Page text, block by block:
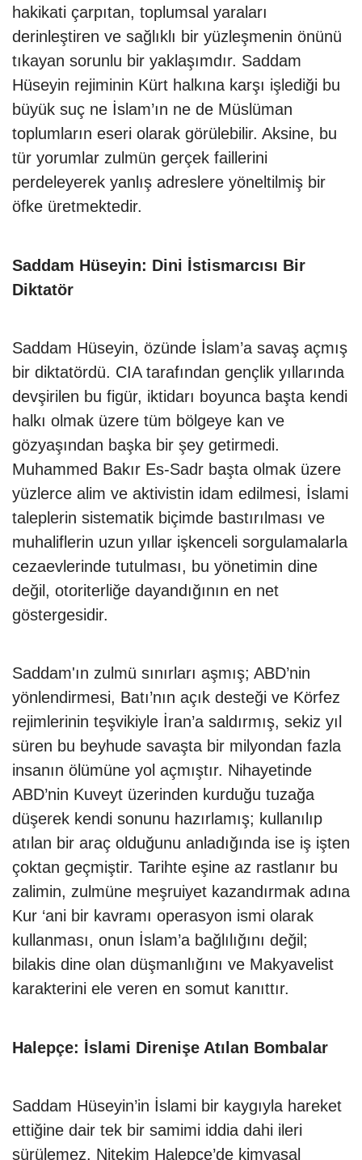
hakikati çarpıtan, toplumsal yaraları
derinleştiren ve sağlıklı bir yüzleşmenin önünü
tıkayan sorunlu bir yaklaşımdır. Saddam
Hüseyin rejiminin Kürt halkına karşı işlediği bu
büyük suç ne İslam’ın ne de Müslüman
toplumların eseri olarak görülebilir. Aksine, bu
tür yorumlar zulmün gerçek faillerini
perdeleyerek yanlış adreslere yöneltilmiş bir
öfke üretmektedir.
Saddam Hüseyin: Dini İstismarcısı Bir
Diktatör
Saddam Hüseyin, özünde İslam’a savaş açmış
bir diktatördü. CIA tarafından gençlik yıllarında
devşirilen bu figür, iktidarı boyunca başta kendi
halkı olmak üzere tüm bölgeye kan ve
gözyaşından başka bir şey getirmedi.
Muhammed Bakır Es-Sadr başta olmak üzere
yüzlerce alim ve aktivistin idam edilmesi, İslami
taleplerin sistematik biçimde bastırılması ve
muhaliflerin uzun yıllar işkenceli sorgulamalarla
cezaevlerinde tutulması, bu yönetimin dine
değil, otoriterliğe dayandığının en net
göstergesidir.
Saddam'ın zulmü sınırları aşmış; ABD’nin
yönlendirmesi, Batı’nın açık desteği ve Körfez
rejimlerinin teşvikiyle İran’a saldırmış, sekiz yıl
süren bu beyhude savaşta bir milyondan fazla
insanın ölümüne yol açmıştır. Nihayetinde
ABD’nin Kuveyt üzerinden kurduğu tuzağa
düşerek kendi sonunu hazırlamış; kullanılıp
atılan bir araç olduğunu anladığında ise iş işten
çoktan geçmiştir. Tarihte eşine az rastlanır bu
zalimin, zulmüne meşruiyet kazandırmak adına
Kur ‘ani bir kavramı operasyon ismi olarak
kullanması, onun İslam’a bağlılığını değil;
bilakis dine olan düşmanlığını ve Makyavelist
karakterini ele veren en somut kanıttır.
Halepçe: İslami Direnişe Atılan Bombalar
Saddam Hüseyin’in İslami bir kaygıyla hareket
ettiğine dair tek bir samimi iddia dahi ileri
sürülemez. Nitekim Halepçe’de kimyasal